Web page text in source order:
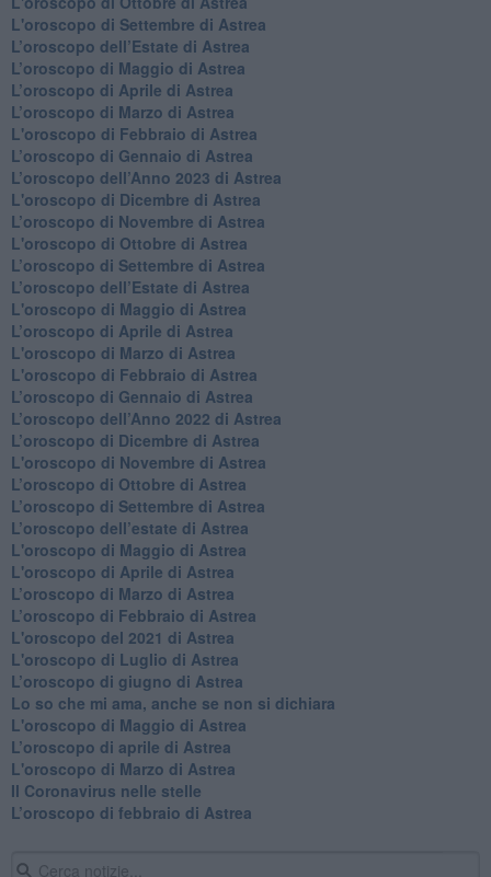
L'oroscopo di Settembre di Astrea
L’oroscopo dell’Estate di Astrea
​L’oroscopo di Maggio di Astrea
​L’oroscopo di Aprile di Astrea
L’oroscopo di Marzo di Astrea
L'oroscopo di Febbraio di Astrea
​L’oroscopo di Gennaio di Astrea
​L’oroscopo dell’Anno 2023 di Astrea
L'oroscopo di Dicembre di Astrea
L’oroscopo di Novembre di Astrea
L'oroscopo di Ottobre di Astrea
​L’oroscopo di Settembre di Astrea
​L’oroscopo dell’Estate di Astrea
L'oroscopo di Maggio di Astrea
​L’oroscopo di Aprile di Astrea
L'oroscopo di Marzo di Astrea
L'oroscopo di Febbraio di Astrea
​L’oroscopo di Gennaio di Astrea
​L’oroscopo dell’Anno 2022 di Astrea
​L’oroscopo di Dicembre di Astrea
L'oroscopo di Novembre di Astrea
​L’oroscopo di Ottobre di Astrea
​L’oroscopo di Settembre di Astrea
L’oroscopo dell’estate di Astrea
L'oroscopo di Maggio di Astrea
L'oroscopo di Aprile di Astrea
​L’oroscopo di Marzo di Astrea
​L’oroscopo di Febbraio di Astrea
L'oroscopo del 2021 di Astrea
L'oroscopo di Luglio di Astrea
​L’oroscopo di giugno di Astrea
​Lo so che mi ama, anche se non si dichiara
L'oroscopo di Maggio di Astrea
​L’oroscopo di aprile di Astrea
L'oroscopo di Marzo di Astrea
Il Coronavirus nelle stelle
​L’oroscopo di febbraio di Astrea